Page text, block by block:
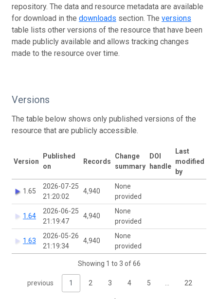
repository. The data and resource metadata are available
for download in the downloads section. The versions
table lists other versions of the resource that have been
made publicly available and allows tracking changes
made to the resource over time.
Versions
The table below shows only published versions of the
resource that are publicly accessible.
Version
Published
on
Records
Change
summary
DOI
handle
Last
modified
by
1.65
2026-07-25
21:20:02
4,940
None
provided
1.64
2026-06-25
21:19:47
4,940
None
provided
1.63
2026-05-26
21:19:34
4,940
None
provided
Showing 1 to 3 of 66
previous 1 2 3 4 5 22